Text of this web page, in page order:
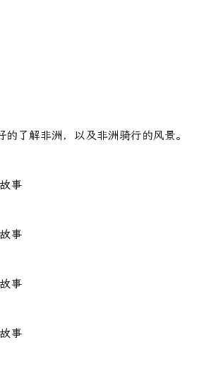
了解非洲，以及非洲骑行的风景。